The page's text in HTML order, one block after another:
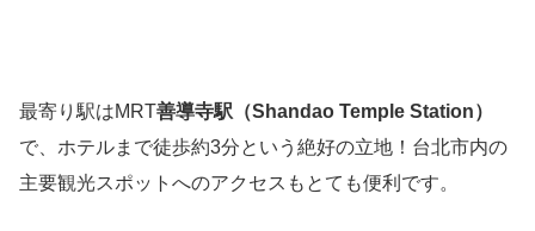
最寄り駅はMRT善導寺駅（Shandao Temple Station）
で、ホテルまで徒歩約3分という絶好の立地！台北市内の
主要観光スポットへのアクセスもとても便利です。